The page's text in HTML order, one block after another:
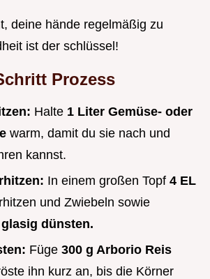
deine hände regelmäßig zu
ist der schlüssel!
Prozess
Halte 1 Liter Gemüse- oder
warm, damit du sie nach und
kannst.
In einem großen Topf 4 EL
und Zwiebeln sowie
glasig dünsten.
Füge 300 g Arborio Reis
ihn kurz an, bis die Körner